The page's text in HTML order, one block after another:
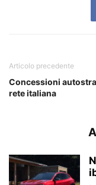
Articolo precedente
Concessioni
rete italiana